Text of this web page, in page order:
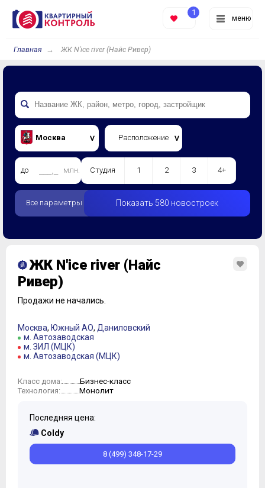
меню
1
Главная ЖК N'ice river (Найс Ривер)
Москва Расположение
до млн. Студия 1 2 3 4+
Все параметры Показать 580 новостроек
ЖК N'ice river (Найс
Ривер)
Продажи не начались.
Москва, Южный АО, Даниловский
м. Автозаводская
м. ЗИЛ (МЦК)
м. Автозаводская (МЦК)
Класс дома: Бизнес-класс
Технология: Монолит
Последняя цена:
Coldy
8 (499) 348-17-29